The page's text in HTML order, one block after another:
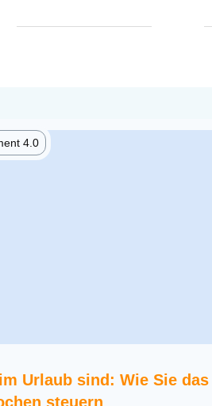
4.0
Urlaub sind: Wie Sie
steuern